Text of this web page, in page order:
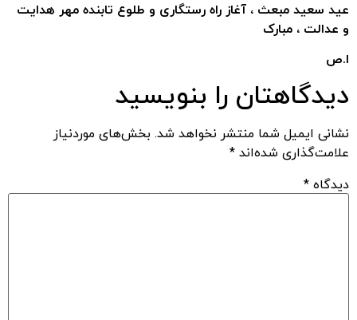
عید سعید مبعث ، آغاز راه رستگاری و طلوع تابنده مهر هدایت
و عدالت ، مبارک
ا.ص
دیدگاهتان را بنویسید
نشانی ایمیل شما منتشر نخواهد شد. بخش‌های موردنیاز
علامت‌گذاری شده‌اند *
دیدگاه *